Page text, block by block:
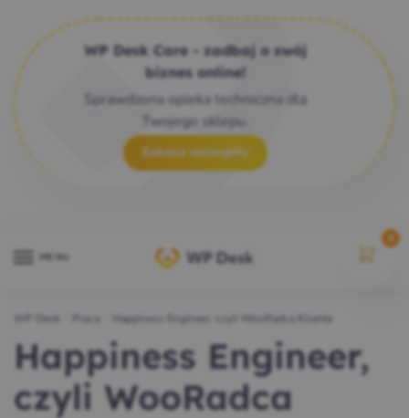
WP Desk Care - zadbaj o swój
biznes online!
Sprawdzona opieka techniczna dla
Twojego sklepu.
Zobacz szczegóły
WP Desk Praca Happiness Engineer, czyli WooRadca Klienta
Happiness Engineer,
czyli WooRadca